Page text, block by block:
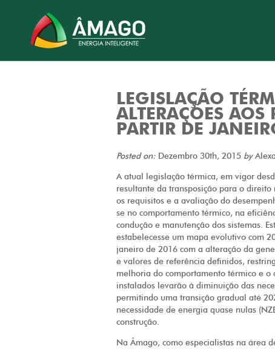
LEGISLAÇÃO
ALTERAÇÕES AOS
PARTIR DE
Posted on: Dezembro 30th, 2015 by
A atual legislação térmica, em vigor
resultante da transposição para o
os requisitos e a avaliação do
se no comportamento térmico, na
condução e manutenção dos sistemas.
estabelecesse um mapa evolutivo com
janeiro de 2016 com a alteração da
e valores de referência definidos,
melhoria do comportamento térmico e o
instalados levarão à diminuição das
permitindo uma transição gradual até
necessidade de energia quase nulas
construção.
Na Âmago, como especialistas na área